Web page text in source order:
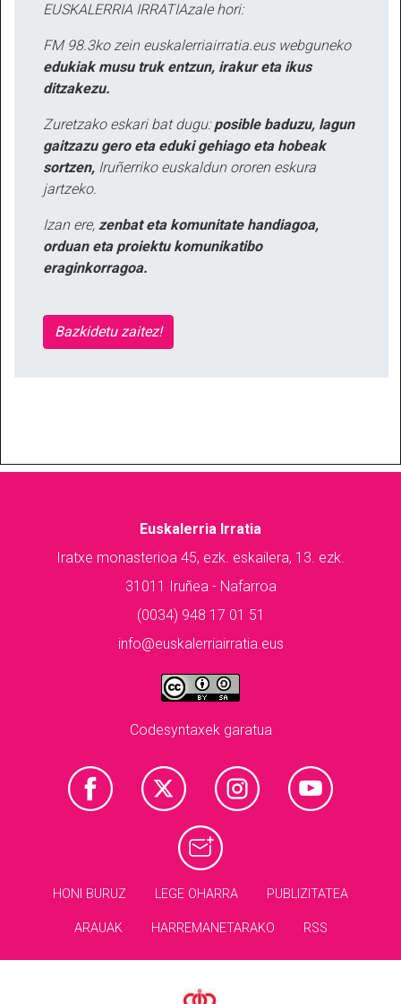
EUSKALERRIA IRRATIAzale hori:
FM 98.3ko zein euskalerriairratia.eus webguneko
edukiak musu truk entzun, irakur eta ikus
ditzakezu.
Zuretzako eskari bat dugu: posible baduzu, lagun
gaitzazu gero eta eduki gehiago eta hobeak
sortzen, Iruñerriko euskaldun ororen eskura
jartzeko.
Izan ere, zenbat eta komunitate handiagoa,
orduan eta proiektu komunikatibo
eraginkorragoa.
Bazkidetu zaitez!
Euskalerria Irratia
Iratxe monasterioa 45, ezk. eskailera, 13. ezk.
31011 Iruñea - Nafarroa
(0034) 948 17 01 51
info@euskalerriairratia.eus
Codesyntaxek garatua
HONI BURUZ LEGE OHARRA PUBLIZITATEA
ARAUAK HARREMANETARAKO RSS